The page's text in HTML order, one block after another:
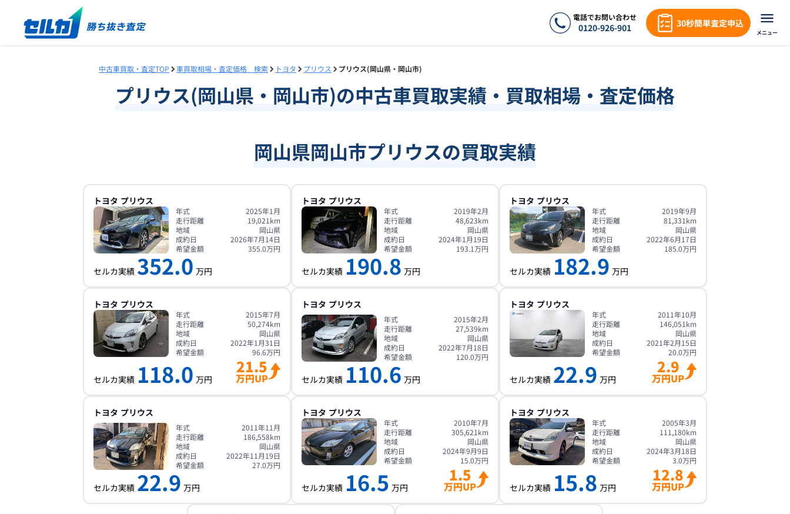
電話でお問い合わせ
0120-926-901 30秒簡単査定申込
メニュー
中古車買取・査定TOP 車買取相場・査定価格 検索 トヨタ プリウス プリウス(岡山県・岡山市)
プリウス(岡山県 ・ 岡山市)の中古車買取実績・買取相場・査定価格
岡山県岡山市プリウスの買取実績
トヨタ プリウス
年式
2025年1月
走行距離
19,021 km
地域
岡山県
成約日
2026年7月14日
希望金額
355.0万円
セルカ実績 352.0 万円
トヨタ プリウス
年式
2019年2月
走行距離
48,623km
地域
岡山県
成約日
2024年1月19日
希望金額
193.1万円
セルカ実績 190.8 万円
トヨタ プリウス
年式
2019年9月
走行距離
81,331 km
地域
岡山県
成約日
2022年6月17日
希望金額
185.0万円
セルカ実績 182.9 万円
トヨタ プリウス
年式
2015年7月
走行距離
50,274km
地域
岡山県
成約日
2022年1月31日
希望金額
96.6万円
セルカ実績 118.0 万円
21.5
万円UP
トヨタ プリウス
年式
2015年2月
走行距離
27,539km
地域
岡山県
成約日
2022年7月18日
希望金額
120.0万円
セルカ実績 110.6 万円
トヨタ プリウス
年式
2011年10月
走行距離
146,051 km
地域
岡山県
成約日
2021年2月15日
希望金額
20.0万円
セルカ実績 22.9 万円
2.9
万円UP
トヨタ プリウス
年式
2011年11月
走行距離
186,558km
地域
岡山県
成約日
2022年11月19日
希望金額
27.0万円
セルカ実績 22.9 万円
トヨタ プリウス
年式
2010年7月
走行距離
305,621 km
地域
岡山県
成約日
2024年9月9日
希望金額
15.0万円
セルカ実績 16.5 万円
1.5
万円UP
トヨタ プリウス
年式
2005年3月
走行距離
111,180km
地域
岡山県
成約日
2024年3月18日
希望金額
3.0万円
セルカ実績 15.8 万円
12.8
万円UP